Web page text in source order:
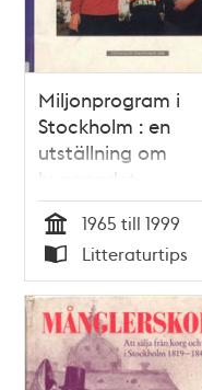
Miljonprogram i
Stockholm : en
utställning om
byggandet,
boendet, och
människorna /
katalog: redaktör
Ulrika Sax
Tid
1965 till 1999
Typ
Litteraturtips